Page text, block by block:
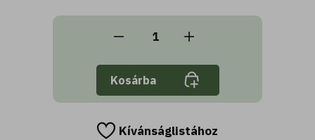
Kosárba
Kívánságlistához